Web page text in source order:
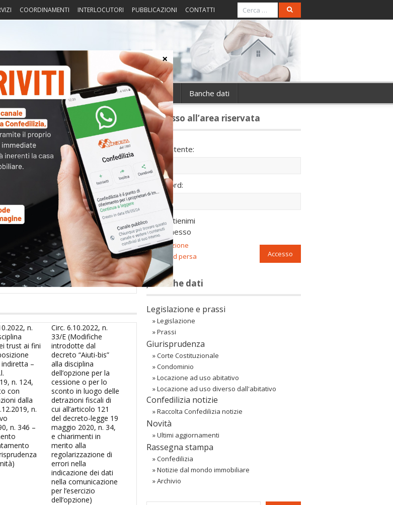
COORDINAMENTI INTERLOCUTORI PUBBLICAZIONI CONTATTI
Portierato Intorno alla casa Notizie Banche dati
del diritto alla
è riservato ai
dei socima per poterli consultare
pagina .
richiedili alla tua
Associazione
n.
trust ai fini
–
n. 124,
con
dalla
n.
n. 346 –
Circ. 6.10.2022, n.
33/E (Modifiche
introdotte dal
decreto “Aiuti-bis”
alla disciplina
dell’opzione per la
cessione o per lo
sconto in luogo delle
detrazioni fiscali di
cui all’articolo 121
del decreto-legge 19
maggio 2020, n. 34,
e chiarimenti in
merito alla
regolarizzazione di
errori nella
indicazione dei dati
nella comunicazione
per l’esercizio
dell’opzione)
〉 Accesso all’area riservata
Nome utente:
Password:
Mantienimi
connesso
Accesso
Registrazione
Password persa
〉 Banche dati
Legislazione e prassi
»Legislazione
»Prassi
Giurisprudenza
»Corte Costituzionale
»Condominio
»Locazione ad uso abitativo
»Locazione ad uso diverso dall'abitativo
Confedilizia notizie
»Raccolta Confedilizia notizie
Novità
»Ultimi aggiornamenti
Rassegna stampa
»Confedilizia
»Notizie dal mondo immobiliare
»Archivio